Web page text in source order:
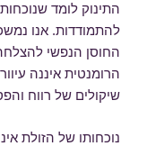
התינוק לומד
להתמודדות. אנו
החוסן הנפשי
הרומנטית איננה
שיקולים של רווח
נוכחותו של הזולת